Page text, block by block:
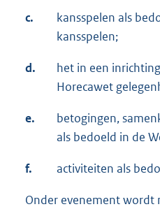
c.
kansspelen als
kansspelen;
d.
het in een
Horecawet
e.
betogingen,
als bedoeld in de
f. activiteiten als
Onder evenement wordt